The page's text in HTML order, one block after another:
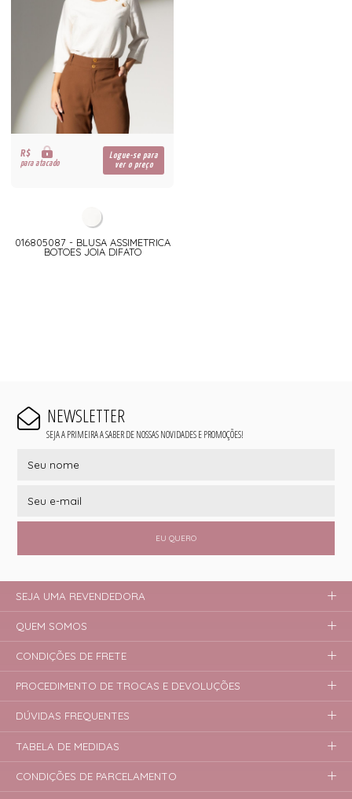
R$
para atacado
Logue-se para
ver o preço
016805087 - BLUSA ASSIMETRICA
BOTOES JOIA DIFATO
NEWSLETTER
SEJA A PRIMEIRA A SABER DE NOSSAS NOVIDADES E PROMOÇÕES!
EU QUERO
SEJA UMA REVENDEDORA
QUEM SOMOS
CONDIÇÕES DE FRETE
PROCEDIMENTO DE TROCAS E DEVOLUÇÕES
DÚVIDAS FREQUENTES
TABELA DE MEDIDAS
CONDIÇÕES DE PARCELAMENTO